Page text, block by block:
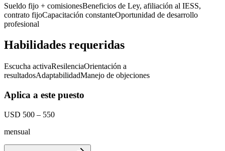
Sueldo fijo + comisionesBeneficios de Ley, afiliación al IESS,
contrato fijoCapacitación constanteOportunidad de desarrollo
profesional
Habilidades requeridas
Escucha activaResilenciaOrientación a
resultadosAdaptabilidadManejo de objeciones
Aplica a este puesto
USD 500 – 550
mensual